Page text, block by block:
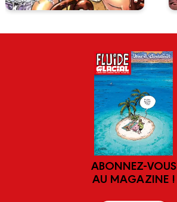
ABONNEZ-VOUS
AU MAGAZINE !